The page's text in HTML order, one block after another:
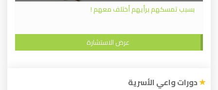
بسبب تمسكهم برأيهم أختلف معهم !
عرض الاستشارة
دورات واعي الأسرية